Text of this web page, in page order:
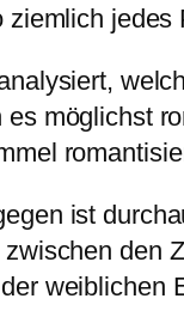
ziemlich jedes
es möglichst
ist
den
weiblichen